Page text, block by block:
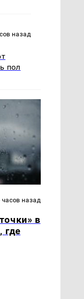
назад
пол
часов назад
в
где